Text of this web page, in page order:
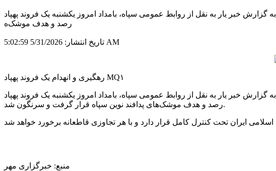
به گزارش خبر یار به نقل از روابط عمومی سپاه، بامداد امروز یکشنبه یک فروند پهپاد MQ۱ ارتش متجاوز آمریکا با ورود به فضای آب‌های سرزمینی ایران قصد انجام عملیات خصمانه داشت که بلافاصله در
رصد و هدف موشک‌ه
تاریخ انتشار: 5/31/2026 5:02:59 AM
رهگیری و انهدام یک فروند پهپاد MQ۱
به گزارش خبر یار به نقل از روابط عمومی سپاه، بامداد امروز یکشنبه یک فروند پهپاد MQ۱ ارتش متجاوز آمریکا با ورود به فضای آب‌های سرزمینی ایران قصد انجام عملیات خصمانه داشت که بلافاصله در
رصد و هدف موشک‌های پدافند نوین سپاه قرار گرفت و سرنگون شد.
منبع: خبرگزاری مهر